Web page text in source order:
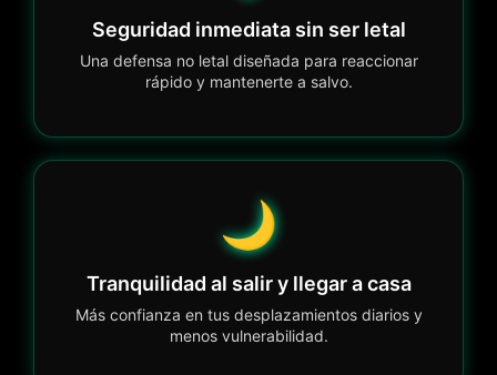
Seguridad inmediata sin ser letal
Una defensa no letal diseñada para reaccionar
rápido y mantenerte a salvo.
🌙
Tranquilidad al salir y llegar a casa
Más confianza en tus desplazamientos diarios y
menos vulnerabilidad.